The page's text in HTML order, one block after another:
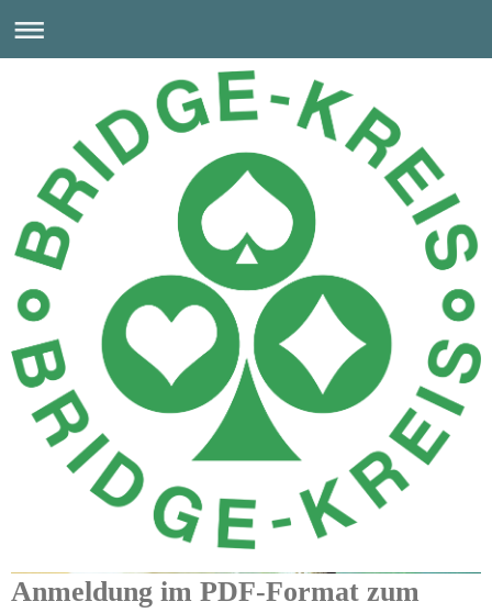
Bridge-Kreis GmbH
Anmeldung im PDF-Format zum